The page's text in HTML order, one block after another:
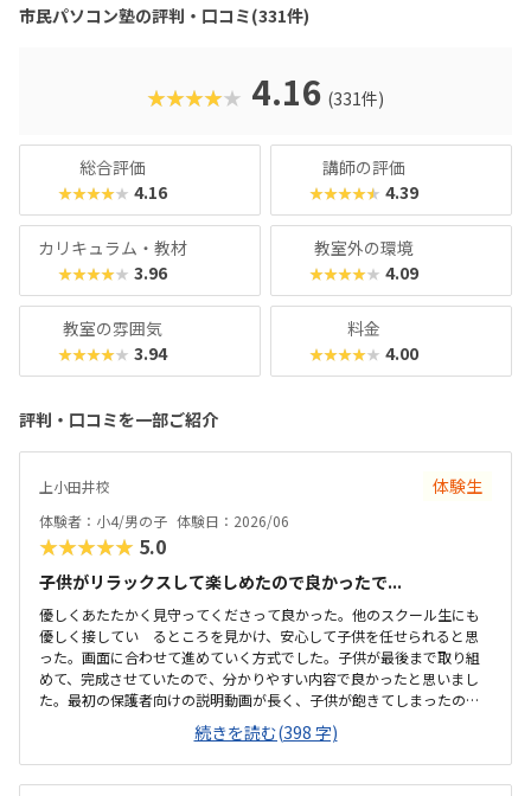
から学べる「Windows11パソコンの基礎講座」「ワードで
お絵描き」「写真デコレーション講座」などバラエティ豊
かくだから、ビジネスに使えるツールもぜひ」など、ご家庭
の方針に合わせてレッスン計画を立てることができます。な
っと試しにやらせてみようかな♪」なんてご家庭にピッタリ
のスクールといえるでしょう。
市民パソコン塾の評判・口コミ(331件)
★★★★★ 4.16 (331件)
総合評価
★★★★★ 4.16
講師の評価
★★★★★ 4.39
カリキュラム・教材
★★★★★ 3.96
教室外の環境
★★★★★ 4.09
教室の雰囲気
★★★★★ 3.94
料金
★★★★★ 4.00
評判・口コミを一部ご紹介
上小田井校 体験生
体験者：小4/男の子 体験日：2026/06
★★★★★ 5.0
子供がリラックスして楽しめたので良かったで...
優しくあたたかく見守ってくださって良かった。他のスクール生にも
優しく接してい るところを見かけ、安心して子供を任せられると思
った。画面に合わせて進めていく方式でした。子供が最後まで取り組
めて、完成させていたので、分かりやすい内容で良かったと思いまし
た。最初の保護者向けの説明動画が長く、子供が飽きてしまったの
で、紙面で渡すなどすると良いと思いました。駐車場がありました。
立地も落ち着いた場所にあり、停めやすかったです。静かな環境で良
いと思いました。綺麗に整頓されており、すっきりしていた。一人ず
つブースがあり、ヘッドホンもあり、集中しやすい環境でした。お値
続きを読む(398 字)